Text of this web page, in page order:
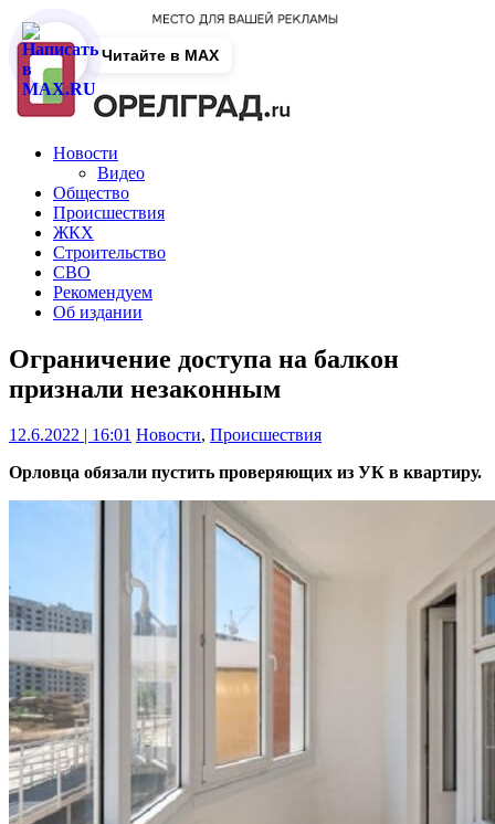
Новости
Видео
Общество
Происшествия
ЖКХ
Строительство
СВО
Рекомендуем
Об издании
Ограничение доступа на балкон
признали незаконным
12.6.2022 | 16:01 Новости, Происшествия
Орловца обязали пустить проверяющих из УК в квартиру.
Читайте в MAX